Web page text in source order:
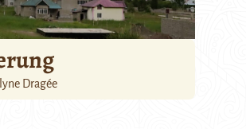
Dragée